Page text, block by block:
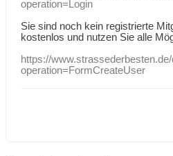
operation=Login
Sie sind noch kein registrierte
kostenlos und nutzen Sie alle
https://
operation=FormCreateUser